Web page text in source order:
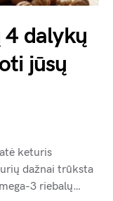
4 dalykų
jūsų
keturis
dažnai trūksta
3 riebalų…